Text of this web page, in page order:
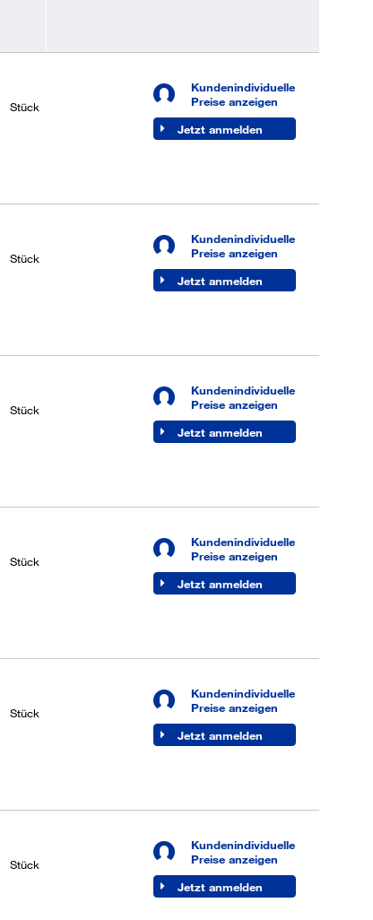
Stück
Kundenindividuelle
Preise anzeigen
Jetzt anmelden
Stück
Kundenindividuelle
Preise anzeigen
Jetzt anmelden
Stück
Kundenindividuelle
Preise anzeigen
Jetzt anmelden
Stück
Kundenindividuelle
Preise anzeigen
Jetzt anmelden
Stück
Kundenindividuelle
Preise anzeigen
Jetzt anmelden
Stück
Kundenindividuelle
Preise anzeigen
Jetzt anmelden